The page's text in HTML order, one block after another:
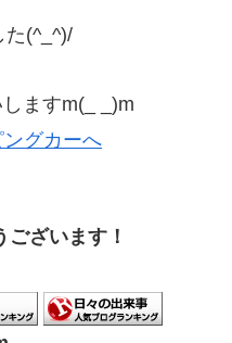
た(^_^)/
ますm(_ _)m
ざいます！